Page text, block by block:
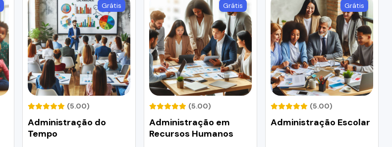
Grátis
(5.00)
Administração do
Tempo
Grátis
(5.00)
Administração em
Recursos Humanos
Grátis
(5.00)
Administração Escolar